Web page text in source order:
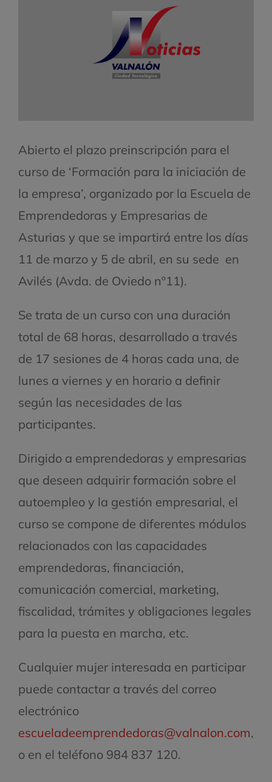
Abierto el plazo preinscripción para el
curso de ‘Formación para la iniciación de
la empresa’, organizado por la Escuela de
Emprendedoras y Empresarias de
Asturias y que se impartirá entre los días
11 de marzo y 5 de abril, en su sede en
Avilés (Avda. de Oviedo nº11).
Se trata de un curso con una duración
total de 68 horas, desarrollado a través
de 17 sesiones de 4 horas cada una, de
lunes a viernes y en horario a definir
según las necesidades de las
participantes.
Dirigido a emprendedoras y empresarias
que deseen adquirir formación sobre el
autoempleo y la gestión empresarial, el
curso se compone de diferentes módulos
relacionados con las capacidades
emprendedoras, financiación,
comunicación comercial, marketing,
fiscalidad, trámites y obligaciones legales
para la puesta en marcha, etc.
Cualquier mujer interesada en participar
puede contactar a través del correo
electrónico
escueladeemprendedoras@valnalon.com,
o en el teléfono 984 837 120.